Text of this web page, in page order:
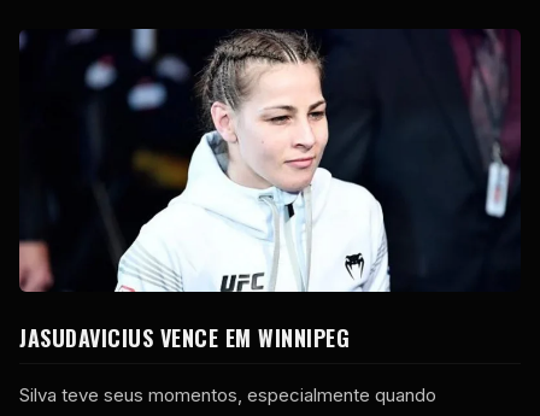
JASUDAVICIUS VENCE EM WINNIPEG
Silva teve seus momentos, especialmente quando